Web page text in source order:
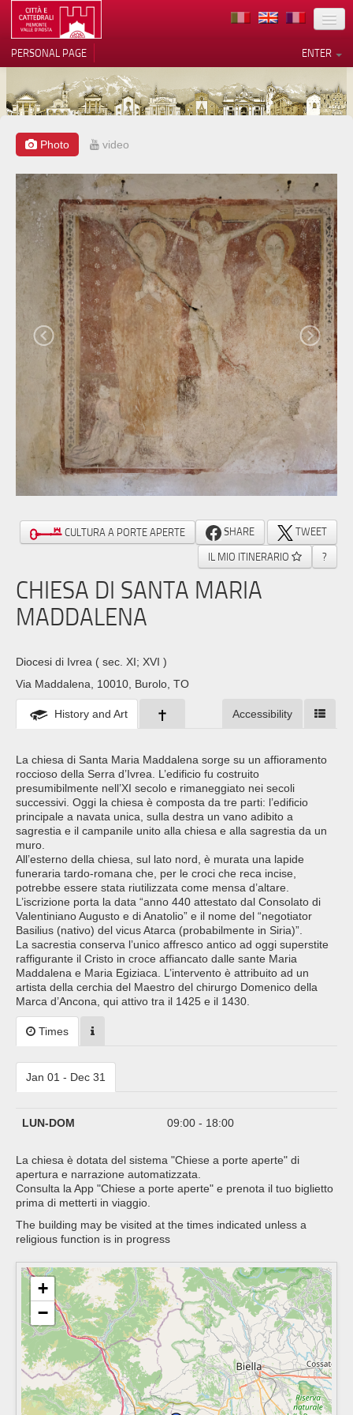
LOCATION
ARCHITECTURE
MUSEUMS
ITINERARIES
EVENTS
HOST
VOLUNTEERS
CONTACTS
PRESS
ENTER
PERSONAL PAGE
Photo video
CULTURA A PORTE APERTE SHARE
TWEET
IL MIO ITINERARIO
?
CHIESA DI SANTA MARIA
MADDALENA
Diocesi di Ivrea ( sec. XI; XVI )
Via Maddalena, 10010, Burolo, TO
History and Art Accessibility
La chiesa di Santa Maria Maddalena sorge su un affioramento
roccioso della Serra d’Ivrea. L’edificio fu costruito
presumibilmente nell’XI secolo e rimaneggiato nei secoli
successivi. Oggi la chiesa è composta da tre parti: l’edificio
principale a navata unica, sulla destra un vano adibito a
sagrestia e il campanile unito alla chiesa e alla sagrestia da un
muro.
All’esterno della chiesa, sul lato nord, è murata una lapide
funeraria tardo-romana che, per le croci che reca incise,
potrebbe essere stata riutilizzata come mensa d’altare.
L’iscrizione porta la data “anno 440 attestato dal Consolato di
Valentiniano Augusto e di Anatolio” e il nome del “negotiator
Basilius (nativo) del vicus Atarca (probabilmente in Siria)”.
La sacrestia conserva l’unico affresco antico ad oggi superstite
raffigurante il Cristo in croce affiancato dalle sante Maria
Maddalena e Maria Egiziaca. L’intervento è attribuito ad un
artista della cerchia del Maestro del chirurgo Domenico della
Marca d’Ancona, qui attivo tra il 1425 e il 1430.
Times
Jan 01 - Dec 31
LUN-DOM 09:00 - 18:00
La chiesa è dotata del sistema "Chiese a porte aperte" di
apertura e narrazione automatizzata.
Consulta la App "Chiese a porte aperte" e prenota il tuo biglietto
prima di metterti in viaggio.
The building may be visited at the times indicated unless a
religious function is in progress
+
−
Notice at collection
Your Privacy Choices